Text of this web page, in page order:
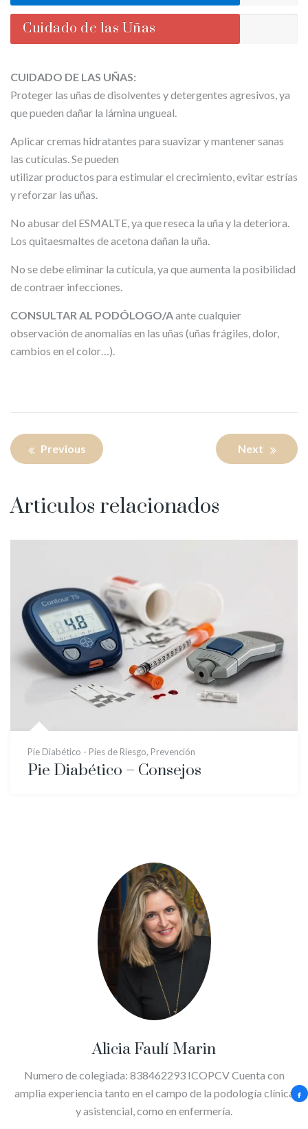
Cuidado de las Uñas
CUIDADO DE LAS UÑAS:
Proteger las uñas de disolventes y detergentes agresivos, ya
que pueden dañar la lámina ungueal.
Aplicar cremas hidratantes para suavizar y mantener sanas
las cutículas. Se pueden
utilizar productos para estimular el crecimiento, evitar estrías
y reforzar las uñas.
No abusar del ESMALTE, ya que reseca la uña y la deteriora.
Los quitaesmaltes de acetona dañan la uña.
No se debe eliminar la cutícula, ya que aumenta la posibilidad
de contraer infecciones.
CONSULTAR AL PODÓLOGO/Aante cualquier
observación de anomalías en las uñas (uñas frágiles, dolor,
cambios en el color…).
Navegación
de Previous Next
Articulos relacionados
Pie Diabético - Pies de Riesgo, Prevención
Pie Diabético – Consejos
Alicia Faulí Marin
Numero de colegiada: 838462293 ICOPCV Cuenta con
amplia experiencia tanto en el campo de la podología clínica
y asistencial, como en enfermería.